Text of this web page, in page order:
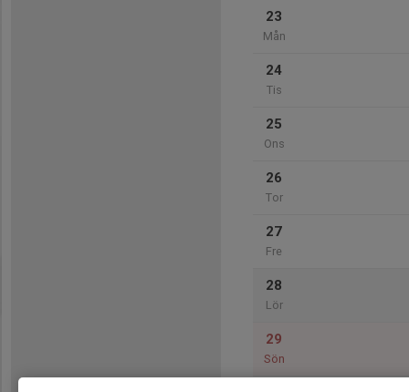
23
Mån
24
Tis
25
Ons
26
Tor
27
Fre
28
Lör
29
Sön